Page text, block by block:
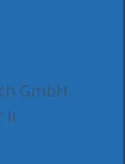
GmbH
II